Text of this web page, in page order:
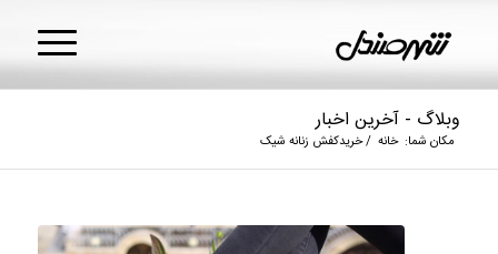
وبلاگ - آخرین اخبار
مکان شما: خانه /خریدکفش زنانه شیک